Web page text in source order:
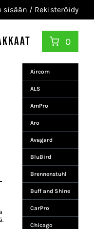
sisään / Rekisteröidy
0
Aircom
ALS
AmPro
Aro
Avagard
BluBird
Brennenstuhl
Buff and Shine
CarPro
Chicago